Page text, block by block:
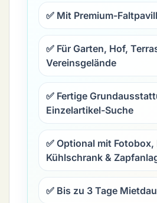
✅ Mit Premium-
✅ Für Garten, Hof,
Vereinsgelände
✅ Fertige
Einzelartikel-Suche
✅ Optional mit
Kühlschrank &
✅ Bis zu 3 Tage